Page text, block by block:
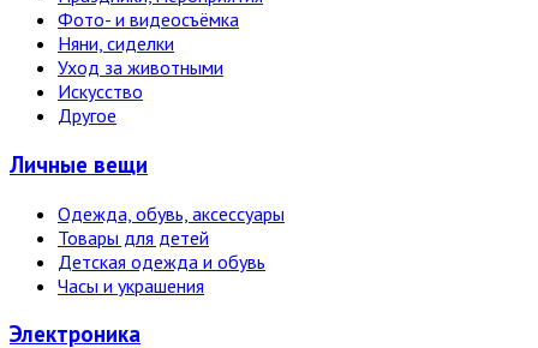
Фото- и видеосъёмка
Няни, сиделки
Уход за животными
Искусство
Другое
Личные вещи
Одежда, обувь, аксессуары
Товары для детей
Детская одежда и обувь
Часы и украшения
Электро­ника